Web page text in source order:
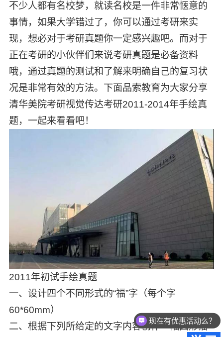
不少人都有名校梦，就读名校是一件非常惬意的
事情，如果大学错过了，你可以通过考研来实
现，想必对于考研真题你一定感兴趣吧。而对于
正在考研的小伙伴们来说考研真题是必备资料
哦，通过真题的测试和了解来明确自己的复习状
况是非常有效的方法。下面品索教育为大家分享
清华美院考研视觉传达考研2011-2014年手绘真
题，一起来看看吧！
2011年初试手绘真题
一、设计四个不同形式的“福”字（每个字
60*60mm）
二、根据下列所给定的文字内容创作一幅圆形插
现在有优惠活动么？